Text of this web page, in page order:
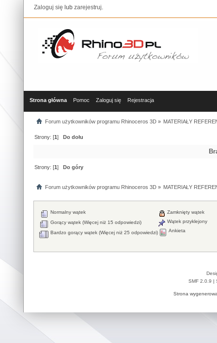
Zaloguj się lub zarejestruj.
Strona główna Pomoc Zaloguj się Rejestracja
Forum użytkowników programu Rhinoceros 3D» MATERIAŁY
Strony: [1]Do dołu
Strony: [1]Do góry
Forum użytkowników programu Rhinoceros 3D» MATERIAŁY
Normalny wątek
Gorący wątek (Więcej niż 15 odpowiedzi)
Bardzo gorący wątek (Więcej niż 25 odpowiedzi)
Zamknięty wątek
Wątek przyklejony
Ankieta
SMF 2.0.9 |
Strona